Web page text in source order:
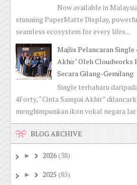
Now available in
stunning PaperMatte Display,
seamless ecosystem for every lifes...
Majlis Pelancaran Single
Akhir" Oleh Cloudworks
Secara Gilang-Gemilang
Single terbaharu
4Forty, “Cinta Sampai Akhir”
menghimpunkan ikon vokal negara
BLOG ARCHIVE
► 2026(38)
► 2025 (85)